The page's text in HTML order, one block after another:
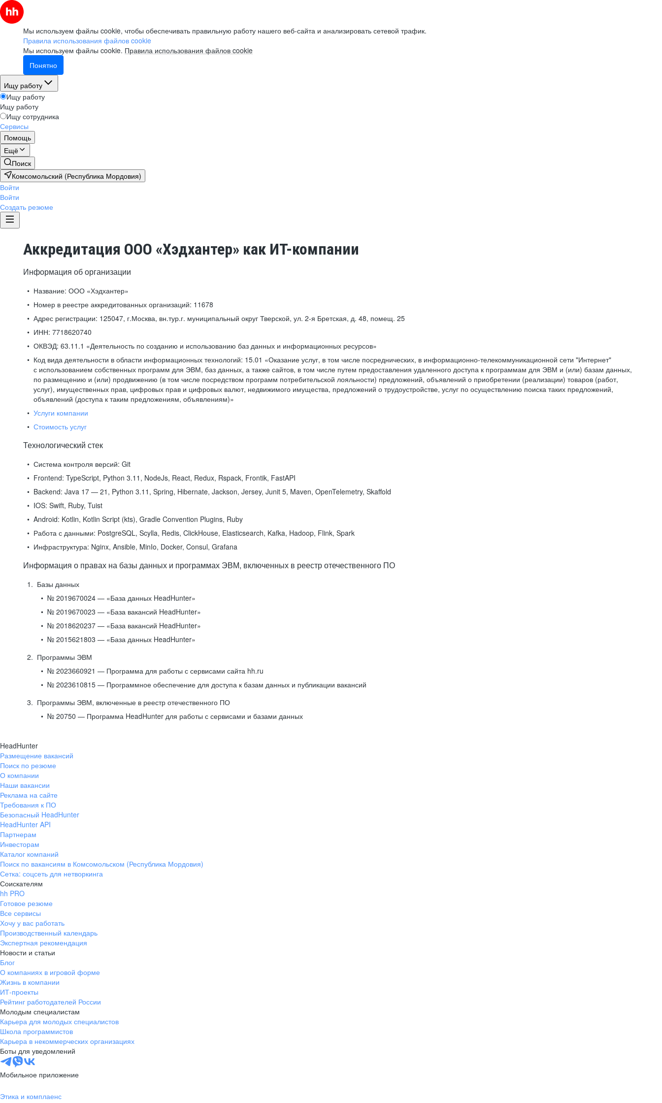
Мы используем файлы cookie, чтобы обеспечивать правильную работу нашего веб-сайта и анализировать сетевой трафик.
Правила использования файлов cookie
Мы используем файлы cookie. Правила использования файлов cookie
Понятно
Ищу работу
Ищу работу
Ищу работу
Ищу сотрудника
Сервисы
Помощь
Ещё
Поиск
Комсомольский (Республика Мордовия)
Войти
Войти
Создать резюме
Аккредитация ООО «Хэдхантер» как ИТ-компании
Информация об организации
Название: ООО «Хэдхантер»
Номер в реестре аккредитованных организаций: 11678
Адрес регистрации: 125047, г.Москва, вн.тур.г. муниципальный округ Тверской, ул. 2-я Бретская, д. 48, помещ. 25
ИНН: 7718620740
ОКВЭД: 63.11.1 «Деятельность по созданию и использованию баз данных и информационных ресурсов»
Код вида деятельности в области информационных технологий: 15.01 «Оказание услуг, в том числе посреднических, в информационно-телекоммуникационной сети "Интернет"
с использованием собственных программ для ЭВМ, баз данных, а также сайтов, в том числе путем предоставления удаленного доступа к программам для ЭВМ и (или) базам данных,
по размещению и (или) продвижению (в том числе посредством программ потребительской лояльности) предложений, объявлений о приобретении (реализации) товаров (работ,
услуг), имущественных прав, цифровых прав и цифровых валют, недвижимого имущества, предложений о трудоустройстве, услуг по осуществлению поиска таких предложений,
объявлений (доступа к таким предложениям, объявлениям)»
Услуги компании
Стоимость услуг
Технологический стек
Система контроля версий: Git
Frontend: TypeScript, Python 3.11, NodeJs, React, Redux, Rspack, Frontik, FastAPI
Backend: Java 17 — 21, Python 3.11, Spring, Hibernate, Jackson, Jersey, Junit 5, Maven, OpenTelemetry, Skaffold
IOS: Swift, Ruby, Tuist
Android: Kotlin, Kotlin Script (kts), Gradle Convention Plugins, Ruby
Работа с данными: PostgreSQL, Scylla, Redis, ClickHouse, Elasticsearch, Kafka, Hadoop, Flink, Spark
Инфраструктура: Nginx, Ansible, MinIo, Docker, Consul, Grafana
Информация о правах на базы данных и программах ЭВМ, включенных в реестр отечественного ПО
Базы данных
№ 2019670024 — «База данных HeadHunter»
№ 2019670023 — «База вакансий HeadHunter»
№ 2018620237 — «База вакансий HeadHunter»
№ 2015621803 — «База данных HeadHunter»
Программы ЭВМ
№ 2023660921 — Программа для работы с сервисами сайта hh.ru
№ 2023610815 — Программное обеспечение для доступа к базам данных и публикации вакансий
Программы ЭВМ, включенные в реестр отечественного ПО
№ 20750 — Программа HeadHunter для работы с сервисами и базами данных
HeadHunter
Размещение вакансий
Поиск по резюме
О компании
Наши вакансии
Реклама на сайте
Требования к ПО
Безопасный HeadHunter
HeadHunter API
Партнерам
Инвесторам
Каталог компаний
Поиск по вакансиям в Комсомольском (Республика Мордовия)
Сетка: соцсеть для нетворкинга
Соискателям
hh PRO
Готовое резюме
Все сервисы
Хочу у вас работать
Производственный календарь
Экспертная рекомендация
Новости и статьи
Блог
О компаниях в игровой форме
Жизнь в компании
ИТ-проекты
Рейтинг работодателей России
Молодым специалистам
Карьера для молодых специалистов
Школа программистов
Карьера в некоммерческих организациях
Боты для уведомлений
Мобильное приложение
Этика и комплаенс